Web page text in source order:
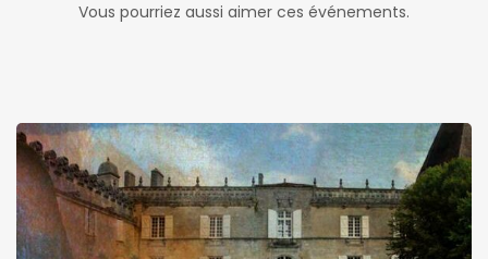
Vous pourriez aussi aimer ces événements.